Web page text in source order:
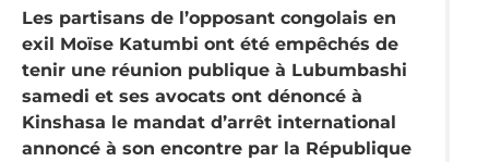
Les partisans de l’opposant congolais en
exil Moïse Katumbi ont été empêchés de
tenir une réunion publique à Lubumbashi
samedi et ses avocats ont dénoncé à
Kinshasa le mandat d’arrêt international
annoncé à son encontre par la République